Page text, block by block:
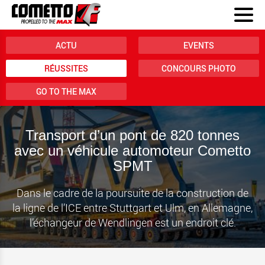
ACTU EVENTS
RÉUSSITES CONCOURS PHOTO
GO TO THE MAX
Transport d’un pont de 820 tonnes
avec un véhicule automoteur Cometto
SPMT
Dans le cadre de la poursuite de la construction de
la ligne de l’ICE entre Stuttgart et Ulm, en Allemagne,
l’échangeur de Wendlingen est un endroit clé.